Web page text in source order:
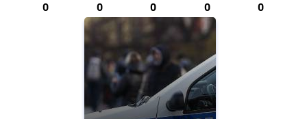
0 0 0 0 0